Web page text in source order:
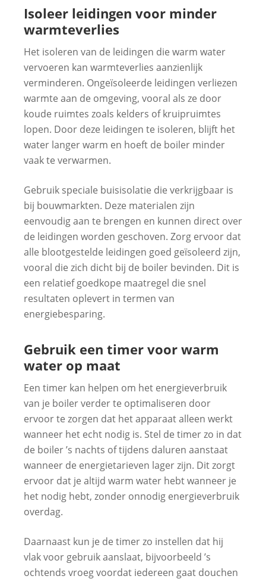
Isoleer leidingen voor minder
warmteverlies
Het isoleren van de leidingen die warm water
vervoeren kan warmteverlies aanzienlijk
verminderen. Ongeïsoleerde leidingen verliezen
warmte aan de omgeving, vooral als ze door
koude ruimtes zoals kelders of kruipruimtes
lopen. Door deze leidingen te isoleren, blijft het
water langer warm en hoeft de boiler minder
vaak te verwarmen.
Gebruik speciale buisisolatie die verkrijgbaar is
bij bouwmarkten. Deze materialen zijn
eenvoudig aan te brengen en kunnen direct over
de leidingen worden geschoven. Zorg ervoor dat
alle blootgestelde leidingen goed geïsoleerd zijn,
vooral die zich dicht bij de boiler bevinden. Dit is
een relatief goedkope maatregel die snel
resultaten oplevert in termen van
energiebesparing.
Gebruik een timer voor warm
water op maat
Een timer kan helpen om het energieverbruik
van je boiler verder te optimaliseren door
ervoor te zorgen dat het apparaat alleen werkt
wanneer het echt nodig is. Stel de timer zo in dat
de boiler ’s nachts of tijdens daluren aanstaat
wanneer de energietarieven lager zijn. Dit zorgt
ervoor dat je altijd warm water hebt wanneer je
het nodig hebt, zonder onnodig energieverbruik
overdag.
Daarnaast kun je de timer zo instellen dat hij
vlak voor gebruik aanslaat, bijvoorbeeld ’s
ochtends vroeg voordat iedereen gaat douchen